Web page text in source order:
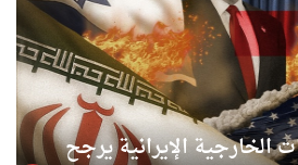
الخارجية الإيرانية يرجح